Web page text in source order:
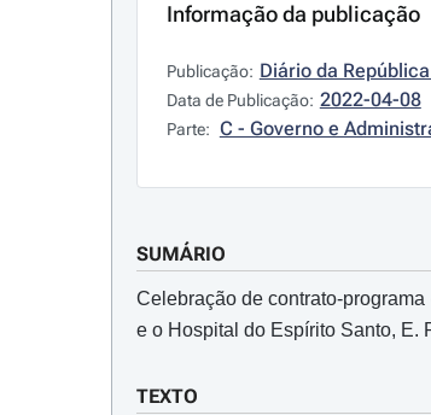
Informação da publicação
Publicação: Diário da
Data de Publicação: 2022-04-08
Parte: C - Governo e
SUMÁRIO
Celebração de contrato-
e o Hospital do Espírito Santo, E.
TEXTO